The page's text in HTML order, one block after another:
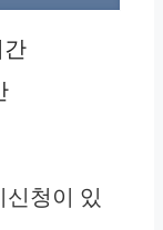
청이 있